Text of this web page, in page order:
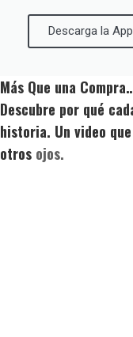
Descarga la App
Más Que una
Descubre por qué
historia. Un video
otros ojos.